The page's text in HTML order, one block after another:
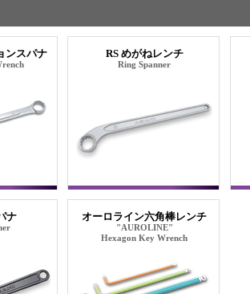
ンスパナ RS めがねレンチ
Ring Spanner
ナ オーロライン六角棒レンチ
"AUROLINE"
Hexagon Key Wrench